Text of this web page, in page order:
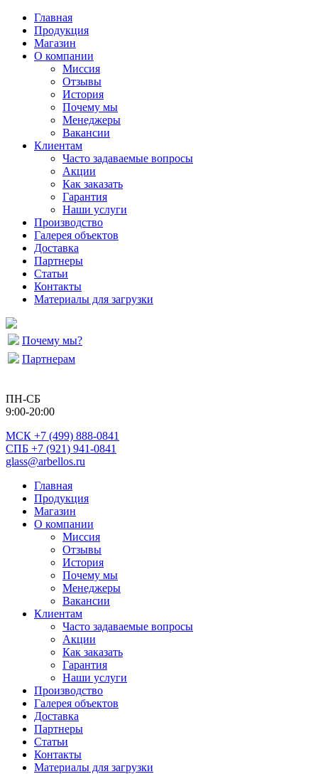
Главная
Продукция
Магазин
О компании
Миссия
Отзывы
История
Почему мы
Менеджеры
Вакансии
Клиентам
Часто задаваемые вопросы
Акции
Как заказать
Гарантия
Наши услуги
Производство
Галерея объектов
Доставка
Партнеры
Статьи
Контакты
Материалы для загрузки
Почему мы?
Партнерам
ПН-СБ
9:00-20:00
МСК +7 (499) 888-0841
СПБ +7 (921) 941-0841
glass@arbellos.ru
Главная
Продукция
Магазин
О компании
Миссия
Отзывы
История
Почему мы
Менеджеры
Вакансии
Клиентам
Часто задаваемые вопросы
Акции
Как заказать
Гарантия
Наши услуги
Производство
Галерея объектов
Доставка
Партнеры
Статьи
Контакты
Материалы для загрузки